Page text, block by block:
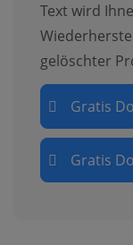
Text wird
gelöschter
Gratis
Gratis